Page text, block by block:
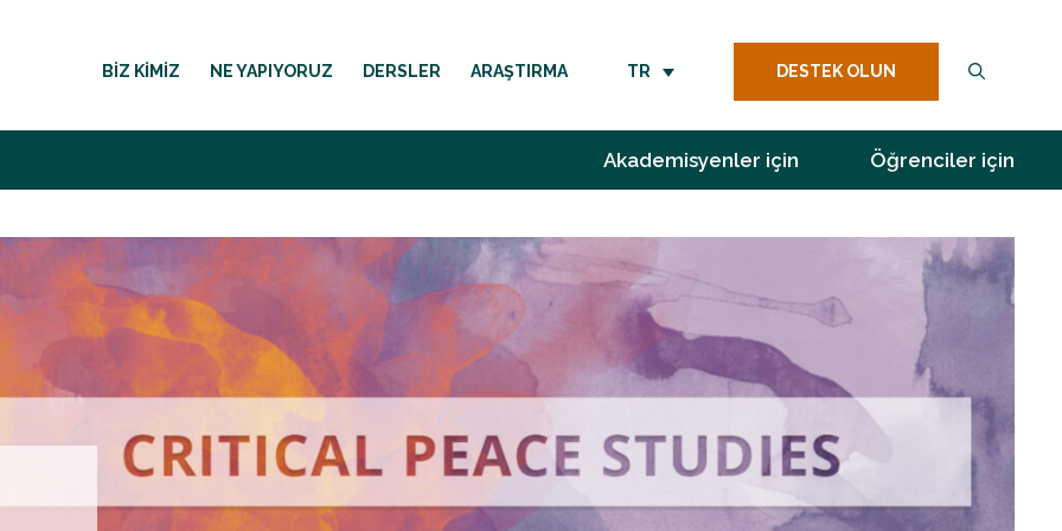
BIZ KIMIZ NE YAPIYORUZ DERSLER ARAŞTIRMA TR DESTEK OLUN
Akademisyenler için Öğrenciler için